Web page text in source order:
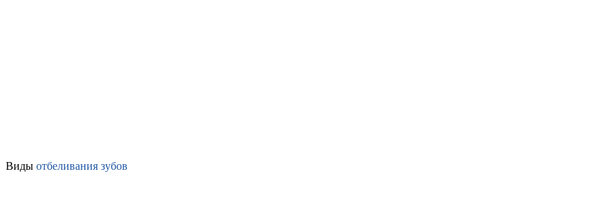
Виды отбеливания зубов